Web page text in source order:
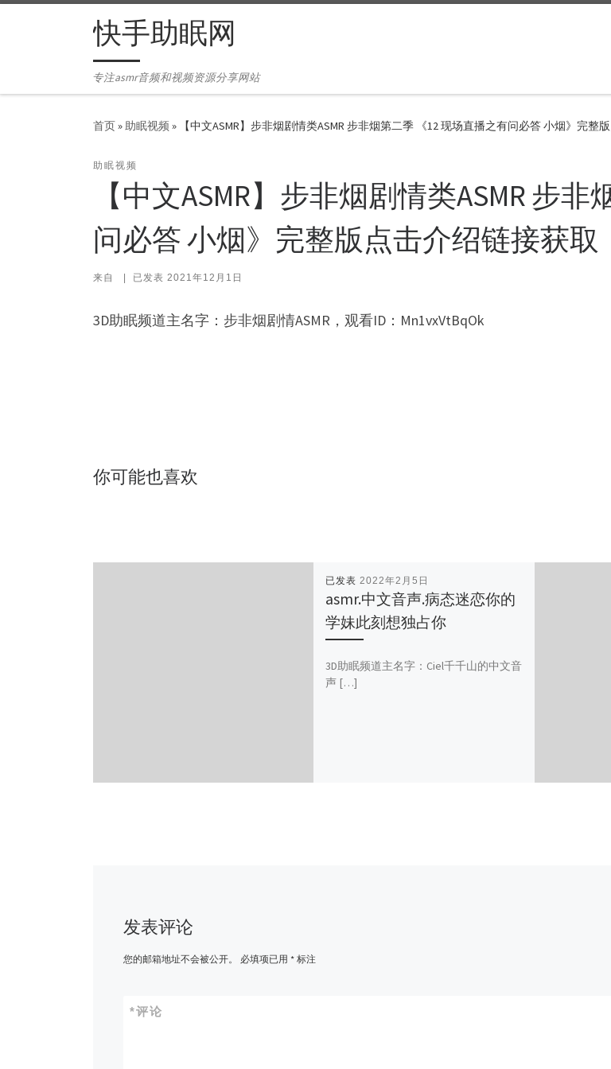
Skip to content快手助眠网
专注asmr音频和视频资源分享网站
首页»助眠视频 » 【中文ASMR】步非烟剧情类ASMR 步非烟第二季 《12 现场直播之有问必答 小烟》完整
助眠视频
【中文ASMR】步非烟剧情类ASMR 步
问必答 小烟》完整版点击介绍链接获取
来自 已发表 2021年12月1日
3D助眠频道主名字：步非烟剧情ASMR，观看ID：Mn1vxVtBqOk
你可能也喜欢
已发表 2022年2月5日
asmr.中文音声.病态迷恋你的
学妹此刻想独占你
3D助眠频道主名字：Ciel千千山的中文音
声 […]
发表评论
您的邮箱地址不会被公开。 必填项已用 *标注
评论
*